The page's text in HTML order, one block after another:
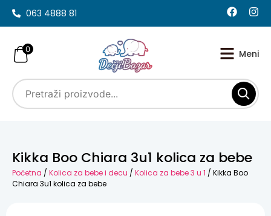
063 4888 81
0
Kikka Boo Chiara 3u1 kolica za bebe
Početna / Kolica za bebe i decu / Kolica za bebe 3 u 1 / Kikka Boo
Chiara 3u1 kolica za bebe